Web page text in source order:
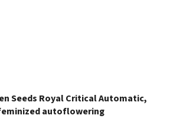
Seeds Royal Critical Automatic,
autoflowering